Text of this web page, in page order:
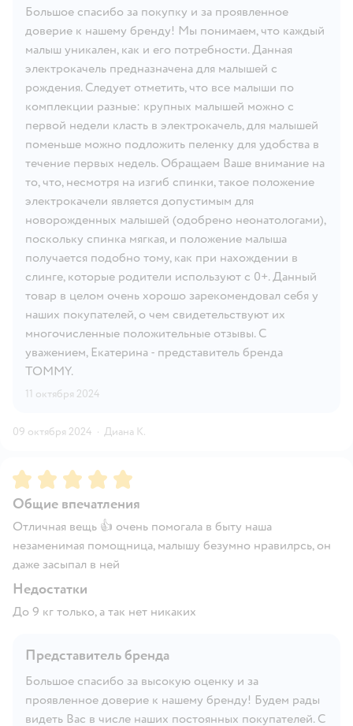
Большое спасибо за покупку и за проявленное
доверие к нашему бренду! Мы понимаем, что каждый
малыш уникален, как и его потребности. Данная
электрокачель предназначена для малышей с
рождения. Следует отметить, что все малыши по
комплекции разные: крупных малышей можно с
первой недели класть в электрокачель, для малышей
поменьше можно подложить пеленку для удобства в
течение первых недель. Обращаем Ваше внимание на
то, что, несмотря на изгиб спинки, такое положение
электрокачели является допустимым для
новорожденных малышей (одобрено неонатологами),
поскольку спинка мягкая, и положение малыша
получается подобно тому, как при нахождении в
слинге, которые родители используют с 0+. Данный
товар в целом очень хорошо зарекомендовал себя у
наших покупателей, о чем свидетельствуют их
многочисленные положительные отзывы. С
уважением, Екатерина - представитель бренда
TOMMY.
11 октября 2024
09 октября 2024 · Диана К.
Рейтинг:5
Общие впечатления
Отличная вещь 👍 очень помогала в быту наша
незаменимая помощница, малышу безумно нравилрсь, он
даже засыпал в ней
Недостатки
До 9 кг только, а так нет никаких
Представитель бренда
Большое спасибо за высокую оценку и за
проявленное доверие к нашему бренду! Будем рады
видеть Вас в числе наших постоянных покупателей. С